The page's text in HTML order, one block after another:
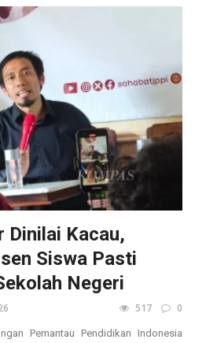
Dinilai Kacau,
Siswa Pasti
Negeri
517 0
Pemantau Pendidikan Indonesia